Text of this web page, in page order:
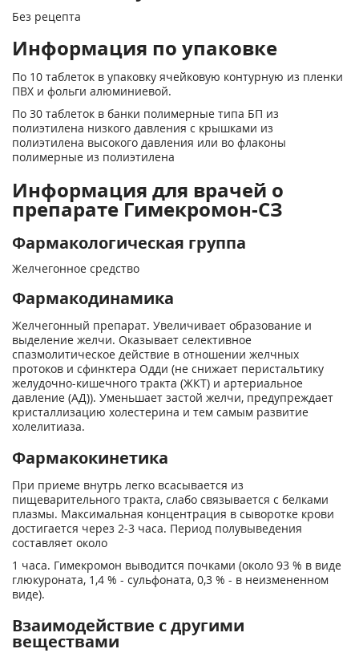
Без рецепта
Информация по упаковке
По 10 таблеток в упаковку ячейковую контурную из пленки
ПВХ и фольги алюминиевой.
По 30 таблеток в банки полимерные типа БП из
полиэтилена низкого давления с крышками из
полиэтилена высокого давления или во флаконы
полимерные из полиэтилена
Информация для врачей о
препарате Гимекромон-СЗ
Фармакологическая группа
Желчегонное средство
Фармакодинамика
Желчегонный препарат. Увеличивает образование и
выделение желчи. Оказывает селективное
спазмолитическое действие в отношении желчных
протоков и сфинктера Одди (не снижает перистальтику
желудочно-кишечного тракта (ЖКТ) и артериальное
давление (АД)). Уменьшает застой желчи, предупреждает
кристаллизацию холестерина и тем самым развитие
холелитиаза.
Фармакокинетика
При приеме внутрь легко всасывается из
пищеварительного тракта, слабо связывается с белками
плазмы. Максимальная концентрация в сыворотке крови
достигается через 2-3 часа. Период полувыведения
составляет около
1 часа. Гимекромон выводится почками (около 93 % в виде
глюкуроната, 1,4 % - сульфоната, 0,3 % - в неизмененном
виде).
Взаимодействие с другими
веществами